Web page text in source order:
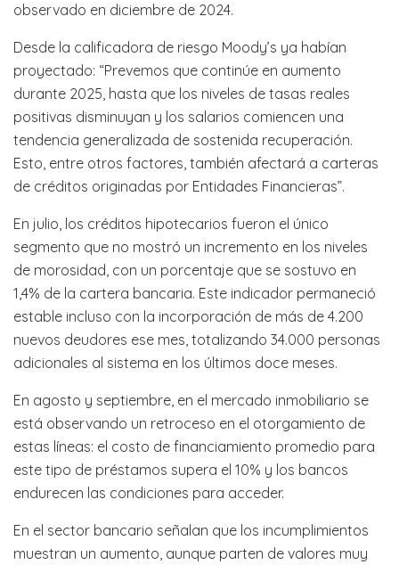
observado en diciembre de 2024.
Desde la calificadora de riesgo Moody’s ya habían
proyectado: “Prevemos que continúe en aumento
durante 2025, hasta que los niveles de tasas reales
positivas disminuyan y los salarios comiencen una
tendencia generalizada de sostenida recuperación.
Esto, entre otros factores, también afectará a carteras
de créditos originadas por Entidades Financieras”.
En julio, los créditos hipotecarios fueron el único
segmento que no mostró un incremento en los niveles
de morosidad, con un porcentaje que se sostuvo en
1,4% de la cartera bancaria. Este indicador permaneció
estable incluso con la incorporación de más de 4.200
nuevos deudores ese mes, totalizando 34.000 personas
adicionales al sistema en los últimos doce meses.
En agosto y septiembre, en el mercado inmobiliario se
está observando un retroceso en el otorgamiento de
estas líneas: el costo de financiamiento promedio para
este tipo de préstamos supera el 10% y los bancos
endurecen las condiciones para acceder.
En el sector bancario señalan que los incumplimientos
muestran un aumento, aunque parten de valores muy